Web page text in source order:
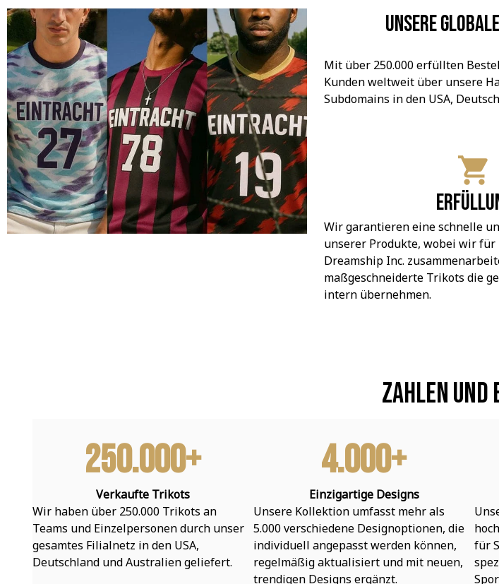
Unsere
Mit über 250.000 erfüllten
Kunden weltweit über unsere
Subdomains in den USA,
Wir garantieren eine schnelle
unserer Produkte, wobei wir
Dreamship Inc.
maßgeschneiderte Trikots die
intern übernehmen.
Zahlen
250.000+
Verkaufte Trikots
Wir haben über 250.000 Trikots an
Teams und Einzelpersonen durch unser
gesamtes Filialnetz in den USA,
Deutschland und Australien geliefert.
4.000+
Einzigartige Designs
Unsere Kollektion umfasst mehr als
5.000 verschiedene Designoptionen, die
individuell angepasst werden können,
regelmäßig aktualisiert und mit neuen,
trendigen Designs ergänzt.
für